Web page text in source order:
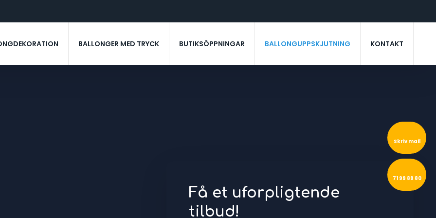
Skriv mail
71 99 89 80
BALLONGER MED TRYCK BUTIKSÖPPNINGAR BALLONGUPPSKJUTNING KONTAKT
Få et uforpligtende
tilbud!